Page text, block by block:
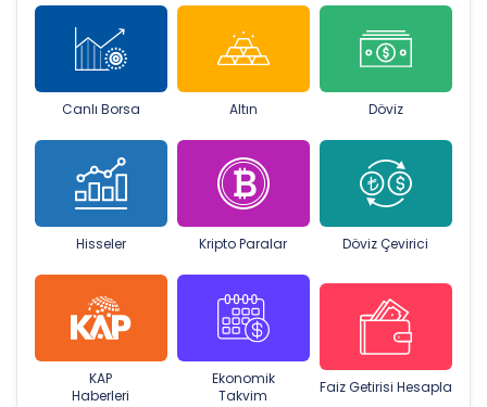
Canlı Borsa Altın Döviz
Hisseler Kripto Paralar Döviz Çevirici
KAP
Haberleri
Ekonomik
Takvim
Faiz Getirisi Hesapla